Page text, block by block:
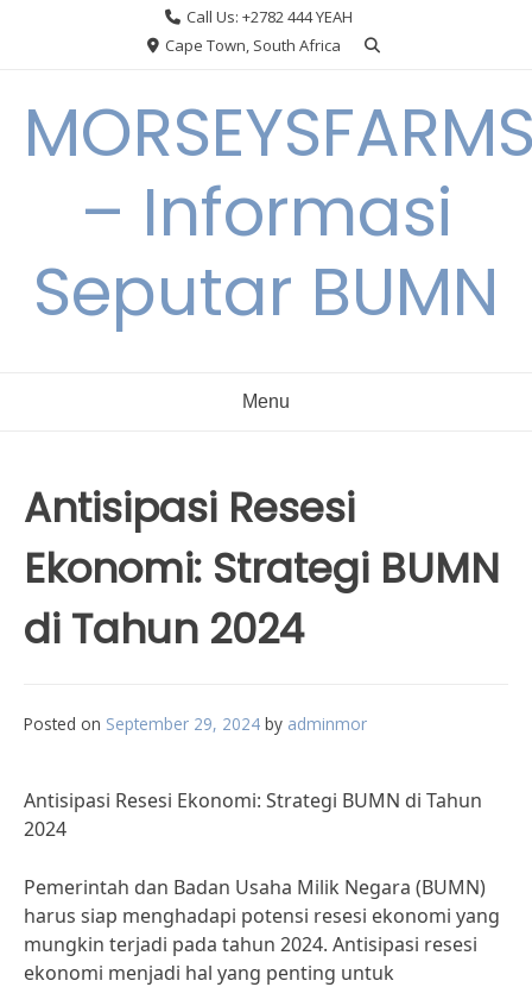
Call Us: +2782 444 YEAH
Cape Town, South Africa
– Informasi
Seputar BUMN
Menu
Antisipasi Resesi
Ekonomi: Strategi BUMN
di Tahun 2024
Posted on September 29, 2024 by adminmor
Antisipasi Resesi Ekonomi: Strategi BUMN di Tahun
2024
Pemerintah dan Badan Usaha Milik Negara (BUMN)
harus siap menghadapi potensi resesi ekonomi yang
mungkin terjadi pada tahun 2024. Antisipasi resesi
ekonomi menjadi hal yang penting untuk